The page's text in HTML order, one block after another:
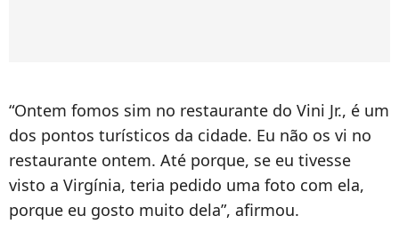
“Ontem fomos sim no restaurante do Vini Jr., é um
dos pontos turísticos da cidade. Eu não os vi no
restaurante ontem. Até porque, se eu tivesse
visto a Virgínia, teria pedido uma foto com ela,
porque eu gosto muito dela”, afirmou.